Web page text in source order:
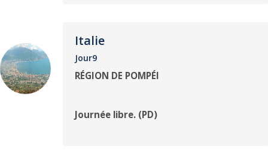
Italie
Jour9
RÉGION DE POMPÉI
Journée libre. (PD)